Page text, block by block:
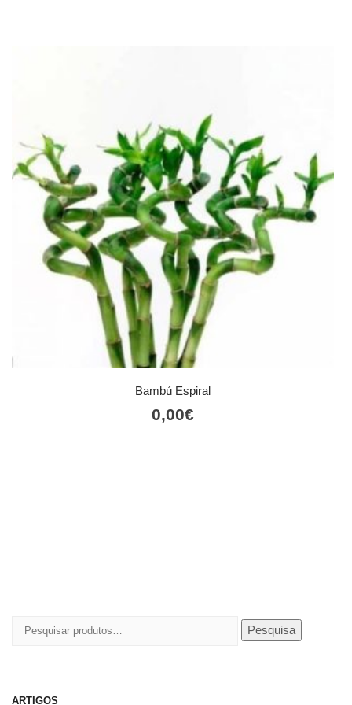
Bambú Espiral
0,00€
Pesquisar
Pesquisa
ARTIGOS